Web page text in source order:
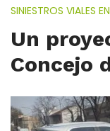
SINIESTROS VIALES
Un
Concejo